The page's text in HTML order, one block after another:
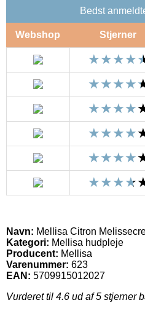
Bedst
Webshop Stjerner
Navn: Mellisa Citron
Kategori: Mellisa hudpleje
Producent: Mellisa
Varenummer: 623
EAN: 5709915012027
Vurderet til 4.6 ud af 5 stjerner